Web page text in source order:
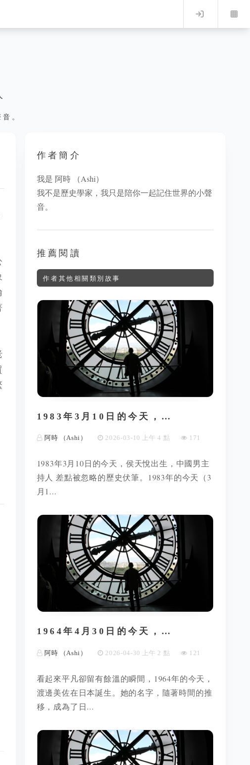
Log in
。
作者簡介
我是 阿時 （Ashi）
我不是歷史學家，我只是陪你一起記住世界的小聲
音。
推薦閱讀
作者其他相關類別故事
1983年3月10日的今天，…
阿時 （Ashi） 2026-03-10 上午 4 點 171
1983年3月10日的今天，侯天悅出生，中國男主
持人 差點被忽略的歷史伏筆。1983年的今天（3
月1...
1964年4月30日的今天，…
阿時 （Ashi） 2026-04-30 上午 2 點 121
看起來平凡卻留有餘溫的瞬間，1964年的今天，
渡邊美佐在日本誕生。她的名字，隨著時間的推
移，成為了日...